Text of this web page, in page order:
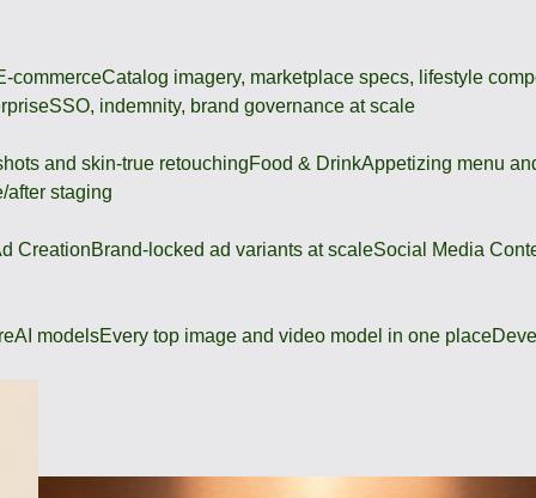
commerceCatalog imagery, marketplace specs, lifestyle
SSO, indemnity, brand governance at scale
and skin-true retouchingFood & DrinkAppetizing menu
after staging
CreationBrand-locked ad variants at scaleSocial Media
AI modelsEvery top image and video model in one place